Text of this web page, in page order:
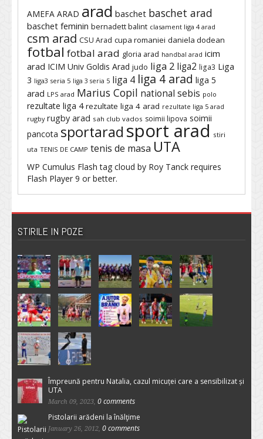
AMEFA ARAD arad baschet baschet arad
baschet feminin bernadett balint clasament liga 4 arad
csm arad CSU Arad cupa romaniei daniela dodean
fotbal fotbal arad gloria arad handbal arad icim
arad ICIM Univ Goldis Arad judo liga 2 liga2 liga3 Liga
3 liga3 seria 5 liga 3 seria 5 liga 4 liga 4 arad liga 5
arad LPS arad Marius Copil national sebis polo
rezultate liga 4 rezultate liga 4 arad rezultate liga 5 arad
rugby rugby arad sah club vados soimii lipova soimii
pancota sportarad sport arad stiri
uta TENIS DE CAMP tenis de masa UTA
WP Cumulus Flash tag cloud by Roy Tanck requires
Flash Player 9 or better.
STIRILE IN POZE
Împreună pentru Natalia, cazul micuței care a sensibilizat și
UTA
March 09, 2023, 0 comments
Pistolarii arădeni la înălţime
January 26, 2012, 0 comments